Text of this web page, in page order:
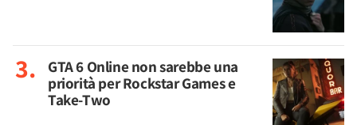
GTA 6 Online non sarebbe una
priorità per Rockstar Games e
Take-Two